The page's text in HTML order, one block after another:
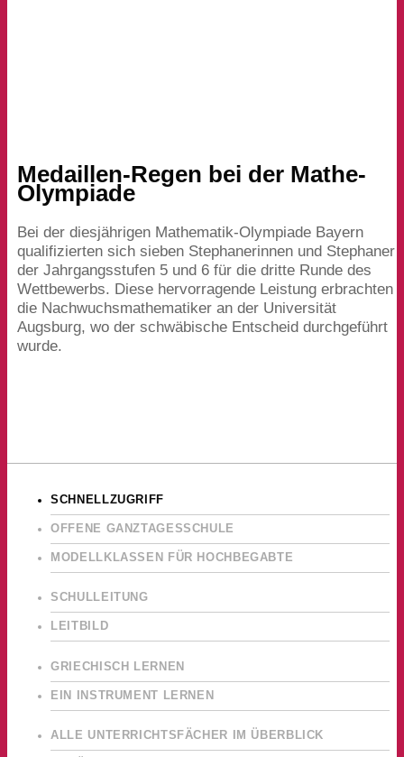
Medaillen-Regen bei der Mathe-
Olympiade
Bei der diesjährigen Mathematik-Olympiade Bayern
qualifizierten sich sieben Stephanerinnen und Stephaner
der Jahrgangsstufen 5 und 6 für die dritte Runde des
Wettbewerbs. Diese hervorragende Leistung erbrachten
die Nachwuchsmathematiker an der Universität
Augsburg, wo der schwäbische Entscheid durchgeführt
wurde.
SCHNELLZUGRIFF
OFFENE GANZTAGESSCHULE
MODELLKLASSEN FÜR HOCHBEGABTE
SCHULLEITUNG
LEITBILD
GRIECHISCH LERNEN
EIN INSTRUMENT LERNEN
ALLE UNTERRICHTSFÄCHER IM ÜBERBLICK